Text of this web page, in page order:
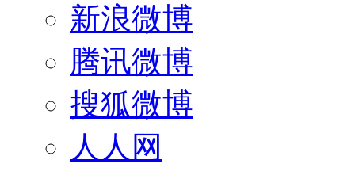
新浪微博
腾讯微博
搜狐微博
人人网